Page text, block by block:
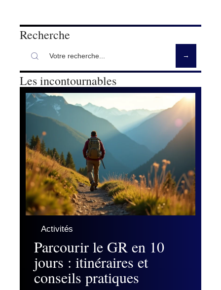
Recherche
Les incontournables
Activités
Parcourir le GR en 10
jours : itinéraires et
conseils pratiques